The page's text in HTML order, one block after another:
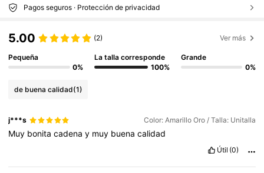
Pagos seguros · Protección de privacidad
5.00 (2) Ver más
Pequeña
0%
La talla corresponde
100%
Grande
0%
de buena calidad(1)
j***s Color: Amarillo Oro / Talla: Unitalla
Muy bonitacadenay muy buenacalidad
Útil (0)